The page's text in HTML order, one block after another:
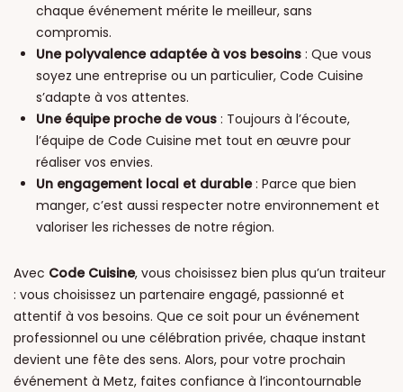
chaque événement mérite le meilleur, sans
compromis.
Une polyvalence adaptée à vos besoins : Que vous
soyez une entreprise ou un particulier, Code Cuisine
s’adapte à vos attentes.
Une équipe proche de vous : Toujours à l’écoute,
l’équipe de Code Cuisine met tout en œuvre pour
réaliser vos envies.
Un engagement local et durable: Parce que bien
manger, c’est aussi respecter notre environnement et
valoriser les richesses de notre région.
Avec Code Cuisine, vous choisissez bien plus qu’un traiteur
: vous choisissez un partenaire engagé, passionné et
attentif à vos besoins. Que ce soit pour un événement
professionnel ou une célébration privée, chaque instant
devient une fête des sens. Alors, pour votre prochain
événement à Metz, faites confiance à l’incontournable